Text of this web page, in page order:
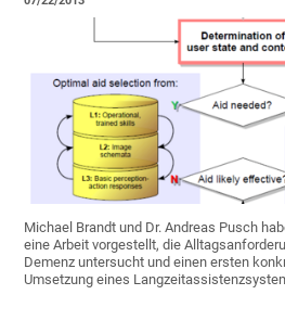
Michael Brandt und Dr. Andreas Pusch
eine Arbeit vorgestellt, die
Demenz untersucht und einen ersten
Umsetzung eines